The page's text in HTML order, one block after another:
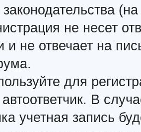
не несет
и не отвечает на
для
В
учетная запись